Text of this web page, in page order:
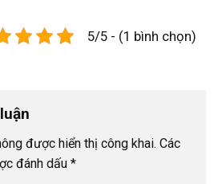
5/5 - (1 bình chọn)
được hiển thị công khai. Các
đánh dấu *